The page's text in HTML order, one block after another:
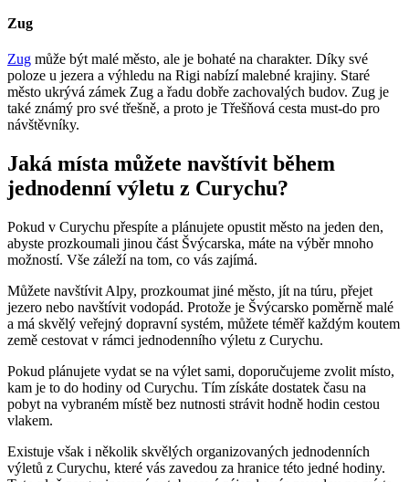
Zug
Zug může být malé město, ale je bohaté na charakter. Díky své
poloze u jezera a výhledu na Rigi nabízí malebné krajiny. Staré
město ukrývá zámek Zug a řadu dobře zachovalých budov. Zug je
také známý pro své třešně, a proto je Třešňová cesta must-do pro
návštěvníky.
Jaká místa můžete navštívit během
jednodenní výletu z Curychu?
Pokud v Curychu přespíte a plánujete opustit město na jeden den,
abyste prozkoumali jinou část Švýcarska, máte na výběr mnoho
možností. Vše záleží na tom, co vás zajímá.
Můžete navštívit Alpy, prozkoumat jiné město, jít na túru, přejet
jezero nebo navštívit vodopád. Protože je Švýcarsko poměrně malé
a má skvělý veřejný dopravní systém, můžete téměř každým koutem
země cestovat v rámci jednodenního výletu z Curychu.
Pokud plánujete vydat se na výlet sami, doporučujeme zvolit místo,
kam je to do hodiny od Curychu. Tím získáte dostatek času na
pobyt na vybraném místě bez nutnosti strávit hodně hodin cestou
vlakem.
Existuje však i několik skvělých organizovaných jednodenních
výletů z Curychu, které vás zavedou za hranice této jedné hodiny.